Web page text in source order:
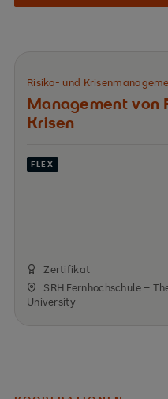
Risiko- und
Management von
Krisen
FLEX
Zertifikat
SRH Fernhochschule –
University